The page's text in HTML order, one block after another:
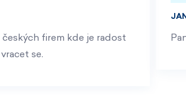
českých firem kde je radost
se.